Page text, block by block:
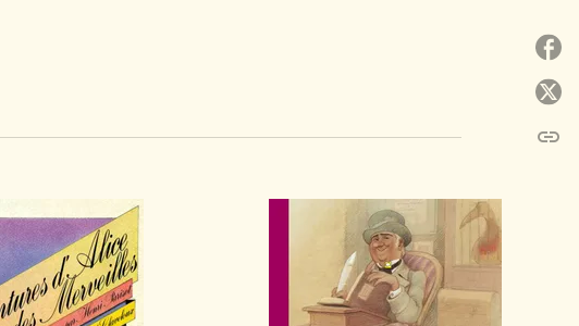
link